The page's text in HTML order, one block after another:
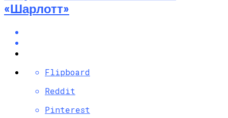
«Шарлотт»
Flipboard
Reddit
Pinterest